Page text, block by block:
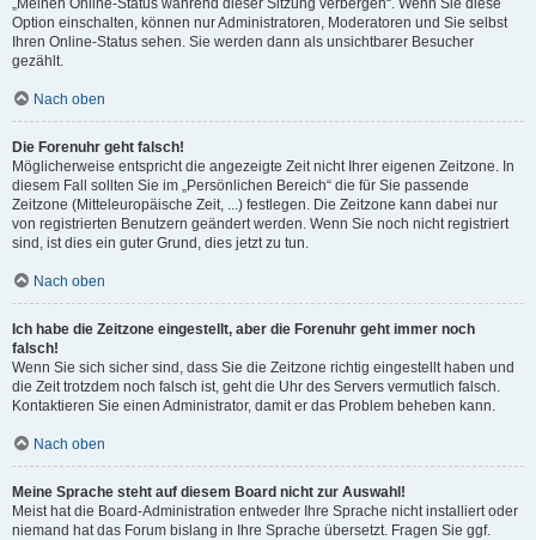
„Meinen Online-Status während dieser Sitzung verbergen“. Wenn Sie diese
Option einschalten, können nur Administratoren, Moderatoren und Sie selbst
Ihren Online-Status sehen. Sie werden dann als unsichtbarer Besucher
gezählt.
Nach oben
Die Forenuhr geht falsch!
Möglicherweise entspricht die angezeigte Zeit nicht Ihrer eigenen Zeitzone. In
diesem Fall sollten Sie im „Persönlichen Bereich“ die für Sie passende
Zeitzone (Mitteleuropäische Zeit, ...) festlegen. Die Zeitzone kann dabei nur
von registrierten Benutzern geändert werden. Wenn Sie noch nicht registriert
sind, ist dies ein guter Grund, dies jetzt zu tun.
Nach oben
Ich habe die Zeitzone eingestellt, aber die Forenuhr geht immer noch
falsch!
Wenn Sie sich sicher sind, dass Sie die Zeitzone richtig eingestellt haben und
die Zeit trotzdem noch falsch ist, geht die Uhr des Servers vermutlich falsch.
Kontaktieren Sie einen Administrator, damit er das Problem beheben kann.
Nach oben
Meine Sprache steht auf diesem Board nicht zur Auswahl!
Meist hat die Board-Administration entweder Ihre Sprache nicht installiert oder
niemand hat das Forum bislang in Ihre Sprache übersetzt. Fragen Sie ggf.